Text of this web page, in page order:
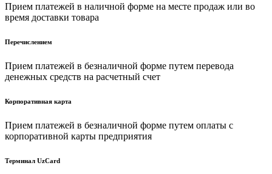
Прием платежей в наличной форме на месте продаж или во
время доставки товара
Перечислением
Прием платежей в безналичной форме путем перевода
денежных средств на расчетный счет
Корпоративная карта
Прием платежей в безналичной форме путем оплаты с
корпоративной карты предприятия
Терминал UzCard